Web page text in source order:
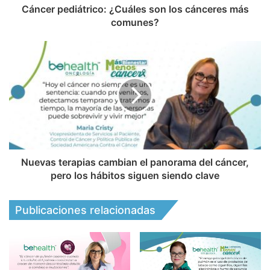
Cáncer pediátrico: ¿Cuáles son los cánceres más
comunes?
Nuevas terapias cambian el panorama del cáncer,
pero los hábitos siguen siendo clave
Publicaciones relacionadas